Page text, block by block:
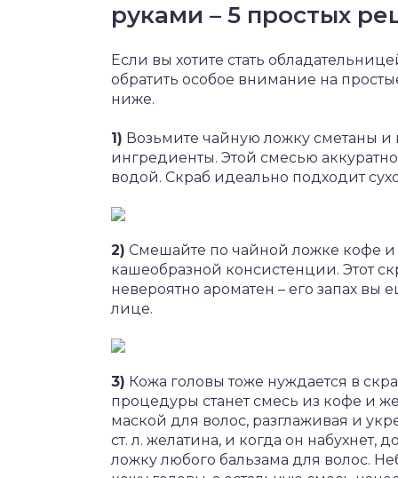
руками – 5 простых
Если вы хотите стать
обратить особое внимание на
ниже.
1) Возьмите чайную ложку сметаны
ингредиенты. Этой смесью
водой. Скраб идеально подходит
2) Смешайте по чайной ложке кофе
кашеобразной консистенции. Этот
невероятно ароматен – его запах
лице.
3) Кожа головы тоже нуждается в
процедуры станет смесь из кофе и
маской для волос, разглаживая и
ст. л. желатина, и когда он набухнет,
ложку любого бальзама для волос.